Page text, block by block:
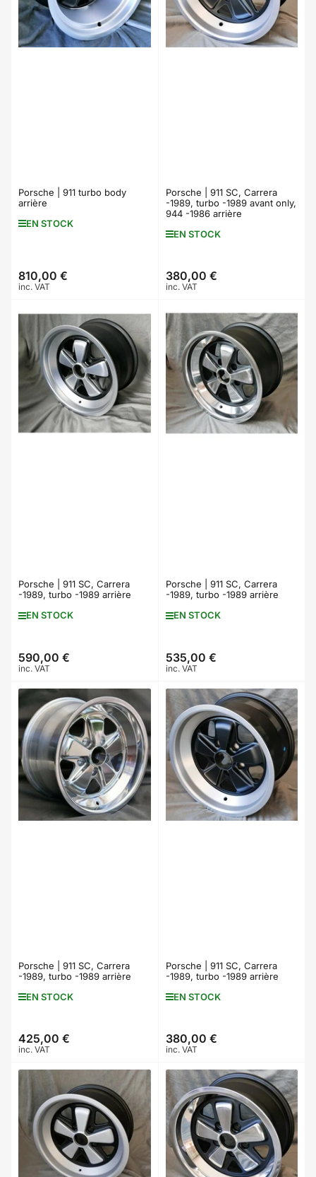
Porsche | 911 turbo body
arrière
EN STOCK
Prix
810,00 €
inc. VAT
Porsche | 911 SC, Carrera
-1989, turbo -1989 avant only,
944 -1986 arrière
EN STOCK
Prix
380,00 €
inc. VAT
Porsche | 911 SC, Carrera
-1989, turbo -1989 arrière
EN STOCK
Prix
590,00 €
inc. VAT
Porsche | 911 SC, Carrera
-1989, turbo -1989 arrière
EN STOCK
Prix
535,00 €
inc. VAT
Porsche | 911 SC, Carrera
-1989, turbo -1989 arrière
EN STOCK
Prix
425,00 €
inc. VAT
Porsche | 911 SC, Carrera
-1989, turbo -1989 arrière
EN STOCK
Prix
380,00 €
inc. VAT